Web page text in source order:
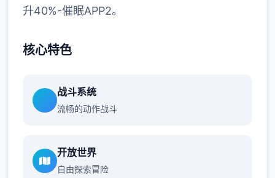
升40%-催眠APP2。
核心特色
战斗系统
流畅的动作战斗
开放世界
自由探索冒险